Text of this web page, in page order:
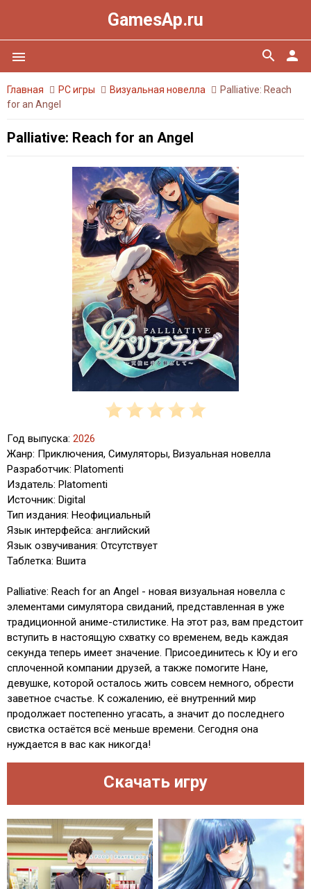
GamesAp.ru
menu person
search
Главная PC игры Визуальная новелла
Palliative: Reach
for an Angel
Palliative: Reach for an Angel
Год выпуска: 2026
Жанр: Приключения, Симуляторы, Визуальная новелла
Разработчик: Platomenti
Издатель: Platomenti
Источник: Digital
Тип издания: Неофициальный
Язык интерфейса: английский
Язык озвучивания: Отсутствует
Таблетка: Вшита
Palliative: Reach for an Angel - новая визуальная новелла с
элементами симулятора свиданий, представленная в уже
традиционной аниме-стилистике. На этот раз, вам предстоит
вступить в настоящую схватку со временем, ведь каждая
секунда теперь имеет значение. Присоединитесь к Юу и его
сплоченной компании друзей, а также помогите Нане,
девушке, которой осталось жить совсем немного, обрести
заветное счастье. К сожалению, её внутренний мир
продолжает постепенно угасать, а значит до последнего
свистка остаётся всё меньше времени. Сегодня она
нуждается в вас как никогда!
Скачать игру